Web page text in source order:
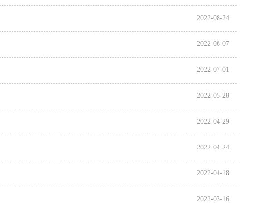
2022-08-24
2022-08-07
2022-07-01
2022-05-28
2022-04-29
2022-04-24
2022-04-18
2022-03-16